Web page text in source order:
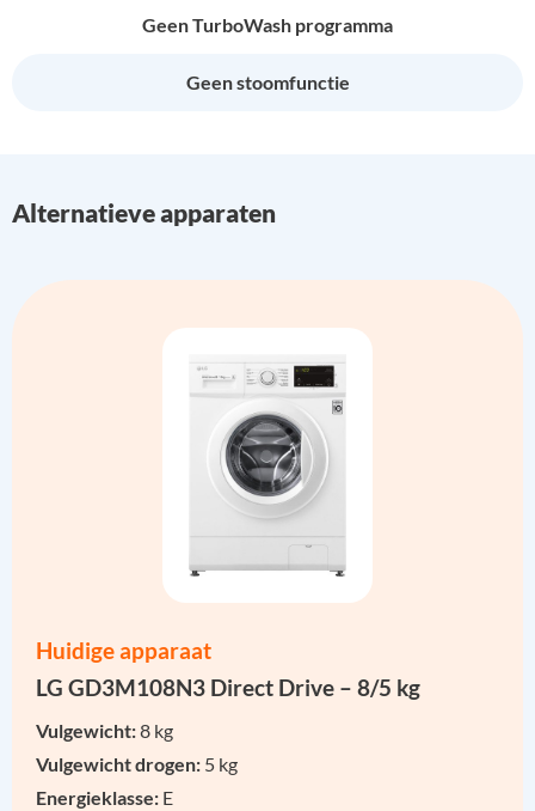
Geen TurboWash programma
Geen stoomfunctie
Alternatieve apparaten
Huidige apparaat
LG GD3M108N3 Direct Drive – 8/5 kg
Vulgewicht:8 kg
Vulgewicht drogen: 5 kg
Energieklasse: E